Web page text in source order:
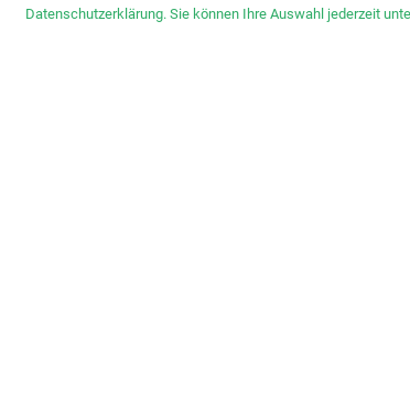
Datenschutzerklärung. Sie können Ihre Auswahl jederzeit